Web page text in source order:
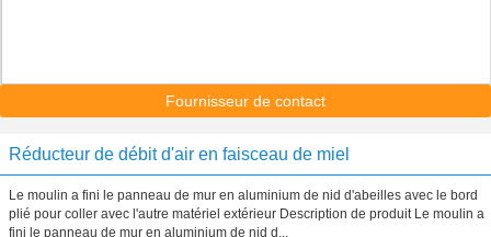
Fournisseur de contact
Réducteur de débit d'air en faisceau de miel
Le moulin a fini le panneau de mur en aluminium de nid d'abeilles avec le bord
plié pour coller avec l'autre matériel extérieur Description de produit Le moulin a
fini le panneau de mur en aluminium de nid d...